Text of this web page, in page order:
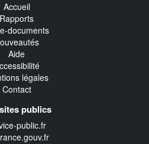
Accueil
Rapports
documents
Aide
légales
Contact
publics
public.fr